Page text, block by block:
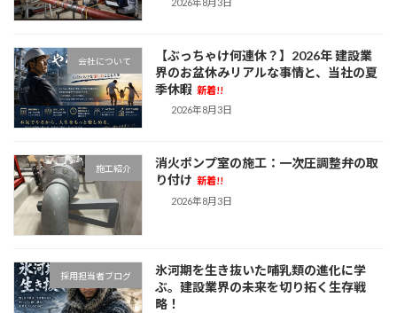
2026年8月3日
会社について
【ぶっちゃけ何連休？】2026年 建設業
界のお盆休みリアルな事情と、当社の夏
季休暇 新着!!
2026年8月3日
施工紹介
消火ポンプ室の施工：一次圧調整弁の取
り付け 新着!!
2026年8月3日
採用担当者ブログ
氷河期を生き抜いた哺乳類の進化に学
ぶ。建設業界の未来を切り拓く生存戦
略！